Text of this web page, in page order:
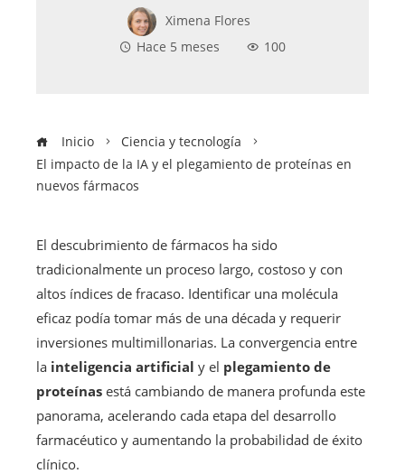
Ximena Flores
Hace 5 meses
100
Inicio
Ciencia y tecnología
El impacto de la IA y el plegamiento de proteínas en
nuevos fármacos
El descubrimiento de fármacos ha sido
tradicionalmente un proceso largo, costoso y con
altos índices de fracaso. Identificar una molécula
eficaz podía tomar más de una década y requerir
inversiones multimillonarias. La convergencia entre
la inteligencia artificial y el plegamiento de
proteínas está cambiando de manera profunda este
panorama, acelerando cada etapa del desarrollo
farmacéutico y aumentando la probabilidad de éxito
clínico.